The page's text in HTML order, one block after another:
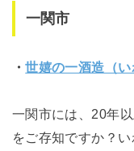
一関市
・世嬉の一酒造（い
一関市には、20年
をご存知ですか？